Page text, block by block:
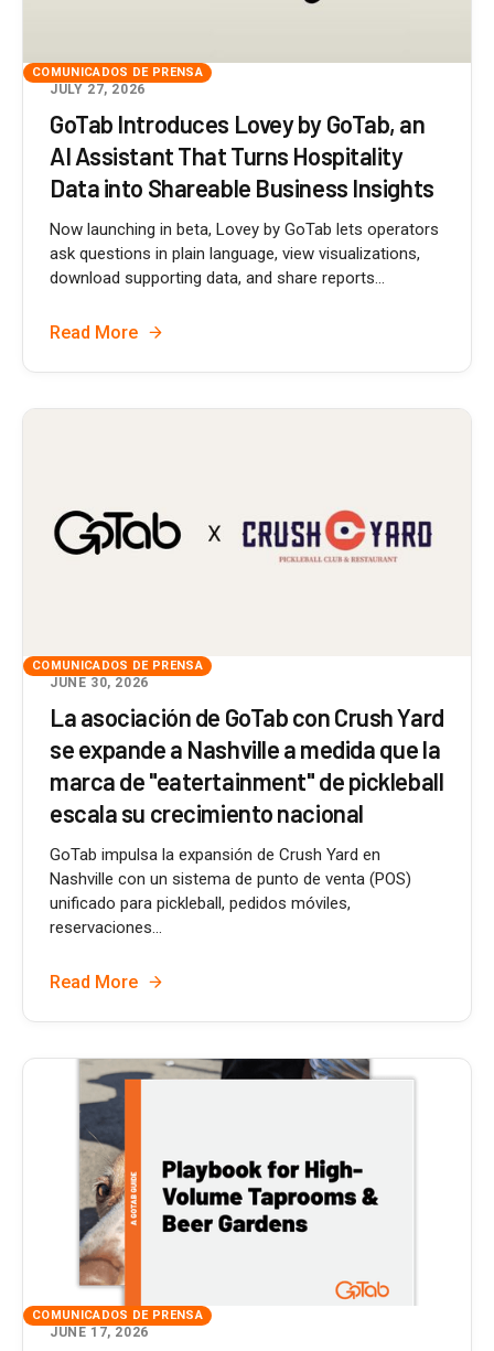
COMUNICADOS DE PRENSA
JULY 27, 2026
GoTab Introduces Lovey by GoTab, an
AI Assistant That Turns Hospitality
Data into Shareable Business Insights
Now launching in beta, Lovey by GoTab lets operators
ask questions in plain language, view visualizations,
download supporting data, and share reports...
Read More
COMUNICADOS DE PRENSA
JUNE 30, 2026
La asociación de GoTab con Crush Yard
se expande a Nashville a medida que la
marca de "eatertainment" de pickleball
escala su crecimiento nacional
GoTab impulsa la expansión de Crush Yard en
Nashville con un sistema de punto de venta (POS)
unificado para pickleball, pedidos móviles,
reservaciones...
Read More
COMUNICADOS DE PRENSA
JUNE 17, 2026